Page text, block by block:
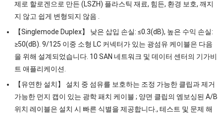
제로 할로겐으로 만든 (LSZH) 플라스틱 재료, 힘든, 환경 보호, 깨지
지 않고 쉽게 변형되지 않음 .
【Singlemode Duplex】 낮은 삽입 손실: ≤0.3(dB), 높은 수익 손실:
≥50(dB). 9/125 이중 소형 LC 커넥터가 있는 광섬유 케이블은 다음
을 위해 설계되었습니다. 10 SAN 네트워크 및 데이터 센터의 기가비
트 애플리케이션.
【유연한 설치】 설치 중 섬유를 보호하는 조정 가능한 클립과 제거
가능한 먼지 캡이 있는 광학 패치 케이블 ; 양면 클립의 엠보싱된 A/B
위치 레이블은 설치 시 빠른 식별을 제공합니다., 테스트 및 문제 해